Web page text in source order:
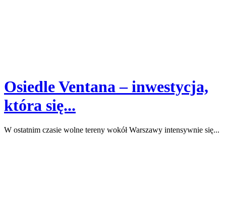
Osiedle Ventana – inwestycja,
która się...
W ostatnim czasie wolne tereny wokół Warszawy intensywnie się...